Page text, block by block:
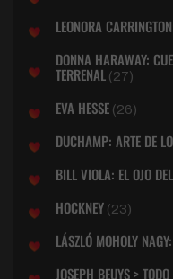
LEONORA
DONNA HARAWAY:
TERRENAL (27)
EVA HESSE (26)
DUCHAMP: ARTE DE
BILL VIOLA: EL OJO
HOCKNEY (23)
LÁSZLÓ MOHOLY
JOSEPH BEUYS >